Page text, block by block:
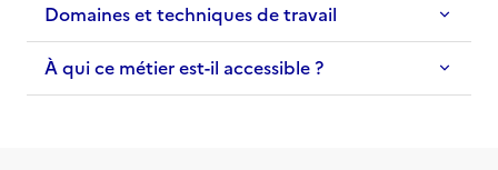
Domaines et techniques de travail
À qui ce métier est-il accessible ?